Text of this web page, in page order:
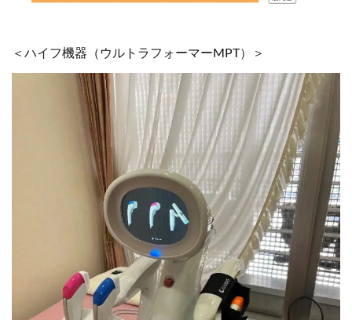
＜ハイフ機器（ウルトラフォーマーMPT）＞